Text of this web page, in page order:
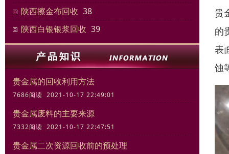
陕西擦金布回收 38
陕西白银银浆回收 39
贵金属的回收利用方法
7686阅读 2021-10-17 22:49:01
贵金属废料的主要来源
7332阅读 2021-10-17 22:47:51
贵金属二次资源回收前的预处理
贵
的
表
蚀